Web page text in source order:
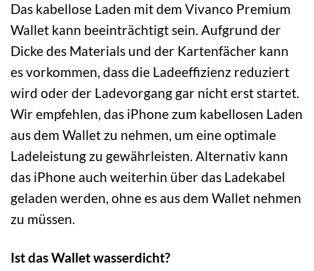
Das kabellose Laden mit dem Vivanco Premium
Wallet kann beeinträchtigt sein. Aufgrund der
Dicke des Materials und der Kartenfächer kann
es vorkommen, dass die Ladeeffizienz reduziert
wird oder der Ladevorgang gar nicht erst startet.
Wir empfehlen, das iPhone zum kabellosen Laden
aus dem Wallet zu nehmen, um eine optimale
Ladeleistung zu gewährleisten. Alternativ kann
das iPhone auch weiterhin über das Ladekabel
geladen werden, ohne es aus dem Wallet nehmen
zu müssen.
Ist das Wallet wasserdicht?